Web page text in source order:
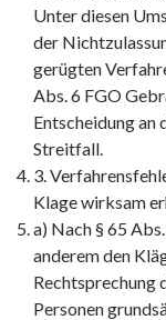
Unter diesen
der
gerügten
Abs. 6 FGO
Entscheidung an
Streitfall.
3.
Klage wirksam
a) Nach § 65
anderem den
Rechtsprechung
Personen